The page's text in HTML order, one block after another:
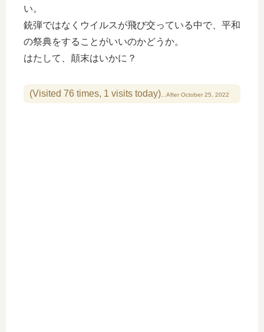
い。
銃弾ではなくウイルスが飛び交っている中で、平和
の祭典をすることがいいのかどうか。
はたして、顛末はいかに？
(Visited 76 times, 1 visits today)